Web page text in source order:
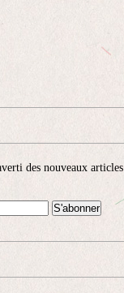
des nouveaux articles